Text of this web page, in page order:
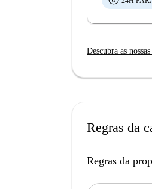
Descubra as
Regras da
Regras da